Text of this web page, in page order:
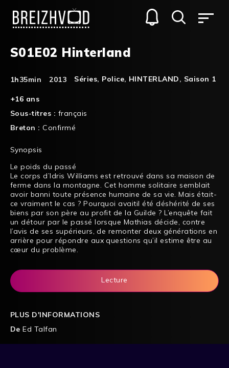
S01E02 Hinterland
1h35min 2013 Séries, Police, HINTERLAND, Saison 1
+16 ans
Sous-titres : français
Breton :Confirmé
Synopsis
Le poids du passé
Le corps d’Idris Williams est retrouvé dans sa maison de
ferme dans la montagne. Cet homme solitaire semblait
avoir banni toute présence humaine de sa vie. Mais était­
ce vraiment le cas ? Pourquoi avait­il été déshérité de ses
biens par son père au profit de la Guilde ? L’enquête fait
un détour par le passé lorsque Mathias décide, contre
l’avis de ses supérieurs, de remonter deux générations en
arrière pour répondre aux questions qu’il estime être au
cœur du problème.
Lecture
PLUS D'INFORMATIONS
De Ed Talfan